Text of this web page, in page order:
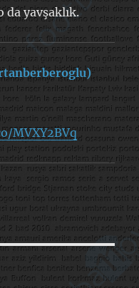
da yavşaklık.
dedi
ki:
MVXY2BVq